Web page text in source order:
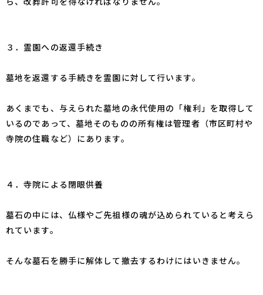
３．霊園への返還手続き
墓地を返還する手続きを霊園に対して行います。
あくまでも、与えられた墓地の永代使用の「権利」を取得して
いるのであって、墓地そのものの所有権は管理者（市区町村や
寺院の住職など）にあります。
４．寺院による閉眼供養
墓石の中には、仏様やご先祖様の魂が込められていると考えら
れています。
そんな墓石を勝手に解体して撤去するわけにはいきません。